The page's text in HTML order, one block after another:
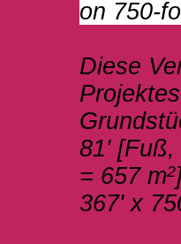
on 750-
Diese
Projektes
81' [Fuß,
= 657 m2
367' x